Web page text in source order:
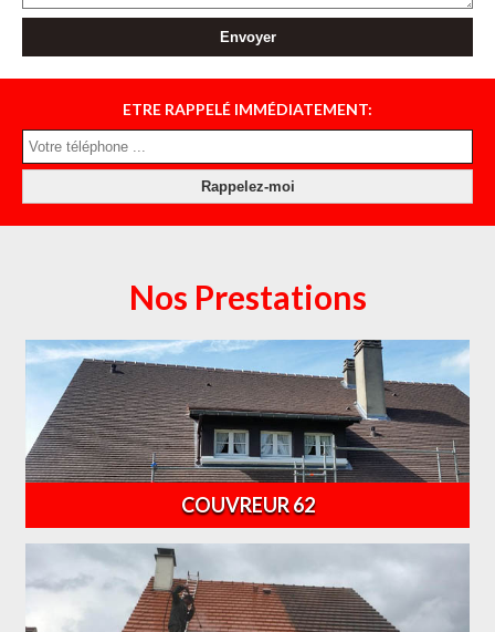
ETRE RAPPELÉ IMMÉDIATEMENT:
Nos Prestations
COUVREUR 62